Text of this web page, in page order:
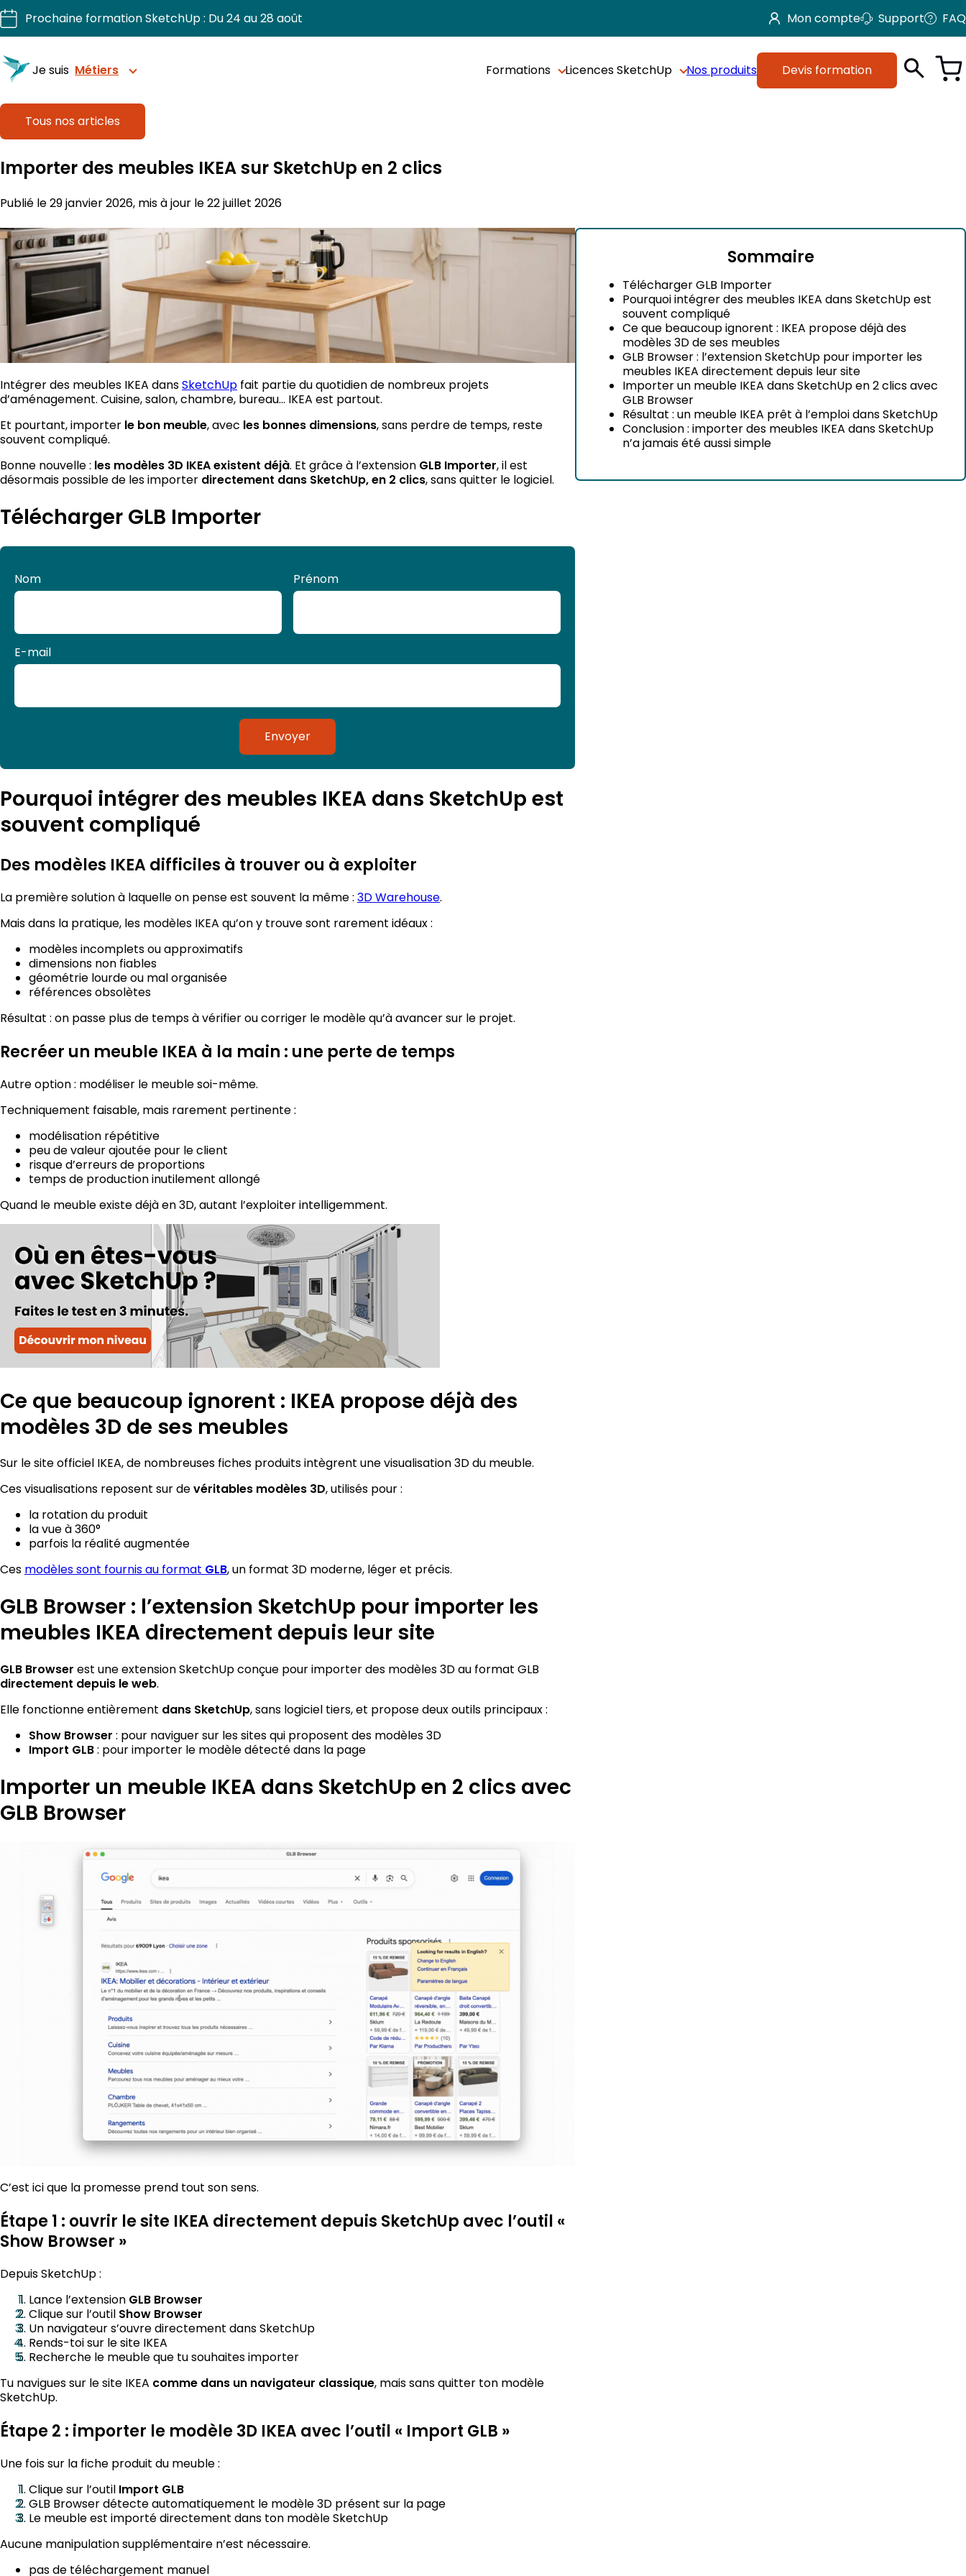
Aller
au
contenu
Prochaine formation SketchUp : Du 24 au 28 août Mon compte Support FAQ
Je suis Métiers
Visualisez et organisez vos extérieurs.
Pilotez vos chantiers 3D en confiance
Formations Licences SketchUp Nos produits Devis formation
Tous nos articles
Importer des meubles IKEA sur SketchUp en 2 clics
Publié le 29 janvier 2026, mis à jour le 22 juillet 2026
Intégrer des meubles IKEA dansSketchUp fait partie du quotidien de nombreux projets
d’aménagement. Cuisine, salon, chambre, bureau… IKEA est partout.
Et pourtant, importer le bon meuble, avec les bonnes dimensions, sans perdre de temps, reste
souvent compliqué.
Bonne nouvelle : les modèles 3D IKEA existent déjà. Et grâce à l’extension GLB Importer, il est
désormais possible de les importer directement dans SketchUp, en 2 clics, sans quitter le logiciel.
Télécharger GLB Importer
Importer
Nom Prénom
E-mail
Envoyer
Pourquoi intégrer des meubles IKEA dans SketchUp est
souvent compliqué
Des modèles IKEA difficiles à trouver ou à exploiter
La première solution à laquelle on pense est souvent la même : 3D Warehouse.
Mais dans la pratique, les modèles IKEA qu’on y trouve sont rarement idéaux :
modèles incomplets ou approximatifs
dimensions non fiables
géométrie lourde ou mal organisée
références obsolètes
Résultat : on passe plus de temps à vérifier ou corriger le modèle qu’à avancer sur le projet.
Recréer un meuble IKEA à la main : une perte de temps
Autre option : modéliser le meuble soi-même.
Techniquement faisable, mais rarement pertinente :
modélisation répétitive
peu de valeur ajoutée pour le client
risque d’erreurs de proportions
temps de production inutilement allongé
Quand le meuble existe déjà en 3D, autant l’exploiter intelligemment.
Ce que beaucoup ignorent : IKEA propose déjà des
modèles 3D de ses meubles
Sur le site officiel IKEA, de nombreuses fiches produits intègrent une visualisation 3D du meuble.
Ces visualisations reposent sur devéritables modèles 3D, utilisés pour :
la rotation du produit
la vue à 360°
parfois la réalité augmentée
Ces modèles sont fournis au format GLB, un format 3D moderne, léger et précis.
GLB Browser : l’extension SketchUp pour importer les
meubles IKEA directement depuis leur site
GLB Browser est une extension SketchUp conçue pour importer des modèles 3D au format GLB
directement depuis le web.
Elle fonctionne entièrement dans SketchUp, sans logiciel tiers, et propose deux outils principaux :
Show Browser : pour naviguer sur les sites qui proposent des modèles 3D
Import GLB: pour importer le modèle détecté dans la page
Importer un meuble IKEA dans SketchUp en 2 clics avec
GLB Browser
C’est ici que la promesse prend tout son sens.
Étape 1 : ouvrir le site IKEA directement depuis SketchUp avec l’outil «
Show Browser »
Depuis SketchUp :
Lance l’extension GLB Browser
Clique sur l’outil Show Browser
Un navigateur s’ouvre directement dans SketchUp
Rends-toi sur le site IKEA
Recherche le meuble que tu souhaites importer
Tu navigues sur le site IKEA comme dans un navigateur classique, mais sans quitter ton modèle
SketchUp.
Étape 2 : importer le modèle 3D IKEA avec l’outil « Import GLB »
Une fois sur la fiche produit du meuble :
Clique sur l’outil Import GLB
GLB Browser détecte automatiquement le modèle 3D présent sur la page
Le meuble est importé directement dans ton modèle SketchUp
Aucune manipulation supplémentaire n’est nécessaire.
pas de téléchargement manuel
Sommaire
Télécharger GLB Importer
Pourquoi intégrer des meubles IKEA dans SketchUp est
souvent compliqué
Ce que beaucoup ignorent : IKEA propose déjà des
modèles 3D de ses meubles
GLB Browser : l’extension SketchUp pour importer les
meubles IKEA directement depuis leur site
Importer un meuble IKEA dans SketchUp en 2 clics avec
GLB Browser
Résultat : un meuble IKEA prêt à l’emploi dans SketchUp
Conclusion : importer des meubles IKEA dans SketchUp
n’a jamais été aussi simple